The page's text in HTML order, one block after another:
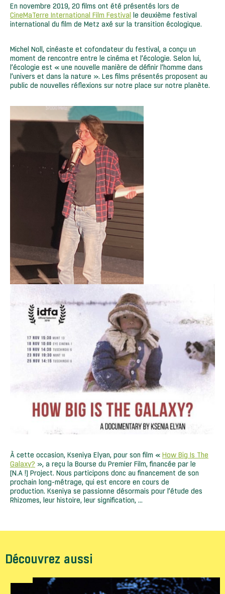
En novembre 2019, 20 films ont été présentés lors de
CineMaTerre International Film Festival
le deuxième festival
international du film de Metz axé sur la transition écologique.
Michel Noll, cinéaste et cofondateur du festival, a conçu un
moment de rencontre entre le cinéma et l’écologie. Selon lui,
l’écologie est « une nouvelle manière de définir l’homme dans
l’univers et dans la nature ». Les films présentés proposent au
public de nouvelles réflexions sur notre place sur notre planète.
À cette occasion, Kseniya Elyan, pour son film « How Big Is The
Galaxy? », a reçu la Bourse du Premier Film, financée par le
[N.A !] Project. Nous participons donc au financement de son
prochain long-métrage, qui est encore en cours de
production. Kseniya se passionne désormais pour l’étude des
Rhizomes, leur histoire, leur signification, …
Découvrez aussi